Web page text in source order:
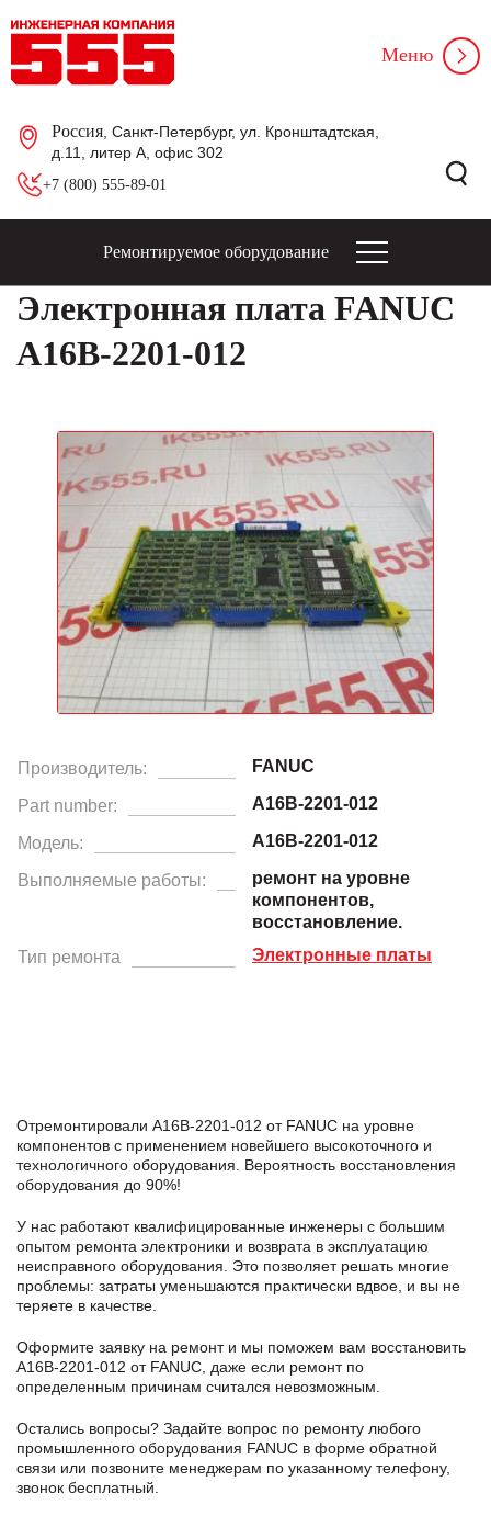
Россия , Санкт-Петербург, ул. Кронштадтская,
д.11, литер А, офис 302
+7 (800) 555-89-01
Меню
Ремонтируемое оборудование
Электронная плата FANUC
A16B-2201-012
Производитель: FANUC
Part number: A16B-2201-012
Модель: A16B-2201-012
Выполняемые работы:
ремонт на уровне
компонентов,
восстановление.
Тип ремонта
Электронные платы
Отремонтировали A16B-2201-012 от FANUC на уровне
компонентов с применением новейшего высокоточного и
технологичного оборудования. Вероятность восстановления
оборудования до 90%!
У нас работают квалифицированные инженеры с большим
опытом ремонта электроники и возврата в эксплуатацию
неисправного оборудования. Это позволяет решать многие
проблемы: затраты уменьшаются практически вдвое, и вы не
теряете в качестве.
Оформите заявку на ремонт и мы поможем вам восстановить
A16B-2201-012 от FANUC, даже если ремонт по
определенным причинам считался невозможным.
Остались вопросы? Задайте вопрос по ремонту любого
промышленного оборудования FANUC в формe обратной
связи или позвоните менеджерам по указанному телефону,
звонок бесплатный.